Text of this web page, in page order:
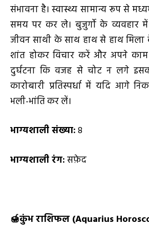
संभावना है। स्वास्थ्य सामान्य रूप से
समय पर कर ले। बुजुर्गो के व्यवहार
जीवन साथी के साथ हाथ से हाथ
शांत होकर विचार करें और अपने काम
दुर्घटना कि वजह से चोट न लगे
कारोबारी प्रतिस्पर्धा में यदि आगे
भली-भांति कर लें।
भाग्यशाली संख्या:8
भाग्यशाली रंग:सफ़ेद
🍯कुंभ राशिफल (Aquarius